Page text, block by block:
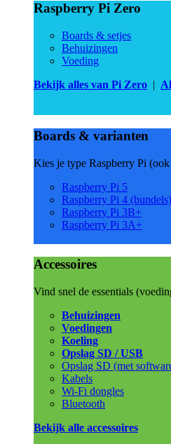
Raspberry Pi Zero
Boards & setjes
Behuizingen
Voeding
Bekijk alles van Pi Zero |
Boards & varianten
Kies je type Raspberry Pi
Raspberry Pi 5
Raspberry Pi 4 (bundels)
Raspberry Pi 3B+
Raspberry Pi 3A+
Accessoires
Vind snel de essentials
Behuizingen
Voedingen
Koeling
Opslag SD / USB
Opslag SD (met
Kabels
Wi-Fi dongles
Bluetooth
Bekijk alle accessoires